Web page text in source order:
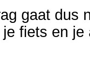
gaat dus
fiets en